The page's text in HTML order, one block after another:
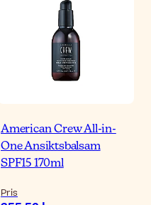
American Crew All-in-
One Ansiktsbalsam
SPF15 170ml
Pris